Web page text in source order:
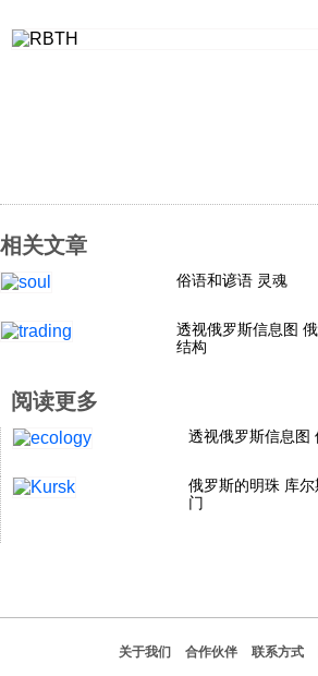
社会
历史
体育
相关文章
俗语和谚语 灵魂
透视俄罗斯信息图
结构
阅读更多
透视俄罗斯信息图
俄罗斯的明珠 库
门
关于我们 合作伙伴 联系方式